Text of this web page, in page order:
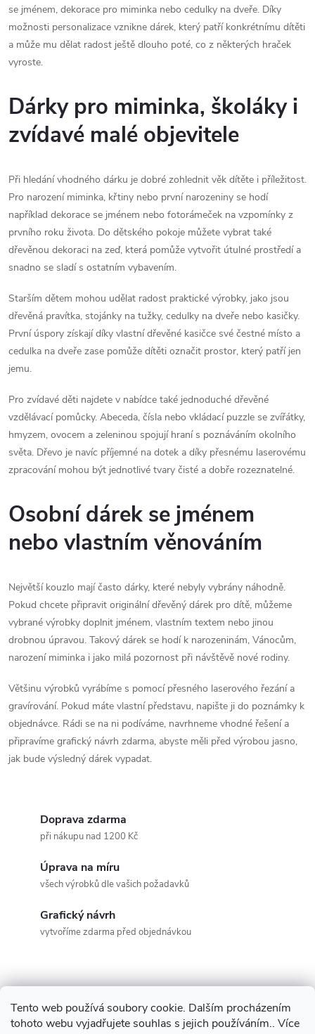
Tento web používá soubory cookie. Dalším procházením
tohoto webu vyjadřujete souhlas s jejich používáním.. Více
k
y
v
ý
p
s
u
se jménem, dekorace pro miminka nebo cedulky na dveře. Díky
možnosti personalizace vznikne dárek, který patří konkrétnímu dítěti
a může mu dělat radost ještě dlouho poté, co z některých hraček
vyroste.
Dárky pro miminka, školáky i
zvídavé malé objevitele
Při hledání vhodného dárku je dobré zohlednit věk dítěte i příležitost.
Pro narození miminka, křtiny nebo první narozeniny se hodí
například dekorace se jménem nebo fotorámeček na vzpomínky z
prvního roku života. Do dětského pokoje můžete vybrat také
dřevěnou dekoraci na zeď, která pomůže vytvořit útulné prostředí a
snadno se sladí s ostatním vybavením.
Starším dětem mohou udělat radost praktické výrobky, jako jsou
dřevěná pravítka, stojánky na tužky, cedulky na dveře nebo kasičky.
První úspory získají díky vlastní dřevěné kasičce své čestné místo a
cedulka na dveře zase pomůže dítěti označit prostor, který patří jen
jemu.
Pro zvídavé děti najdete v nabídce také jednoduché dřevěné
vzdělávací pomůcky. Abeceda, čísla nebo vkládací puzzle se zvířátky,
hmyzem, ovocem a zeleninou spojují hraní s poznáváním okolního
světa. Dřevo je navíc příjemné na dotek a díky přesnému laserovému
zpracování mohou být jednotlivé tvary čisté a dobře rozeznatelné.
Osobní dárek se jménem
nebo vlastním věnováním
Největší kouzlo mají často dárky, které nebyly vybrány náhodně.
Pokud chcete připravit originální dřevěný dárek pro dítě, můžeme
vybrané výrobky doplnit jménem, vlastním textem nebo jinou
drobnou úpravou. Takový dárek se hodí k narozeninám, Vánocům,
narození miminka i jako milá pozornost při návštěvě nové rodiny.
Většinu výrobků vyrábíme s pomocí přesného laserového řezání a
gravírování. Pokud máte vlastní představu, napište ji do poznámky k
objednávce. Rádi se na ni podíváme, navrhneme vhodné řešení a
připravíme grafický návrh zdarma, abyste měli před výrobou jasno,
jak bude výsledný dárek vypadat.
Doprava zdarma
při nákupu nad 1200 Kč
Úprava na míru
všech výrobků dle vašich požadavků
Grafický návrh
vytvoříme zdarma před objednávkou